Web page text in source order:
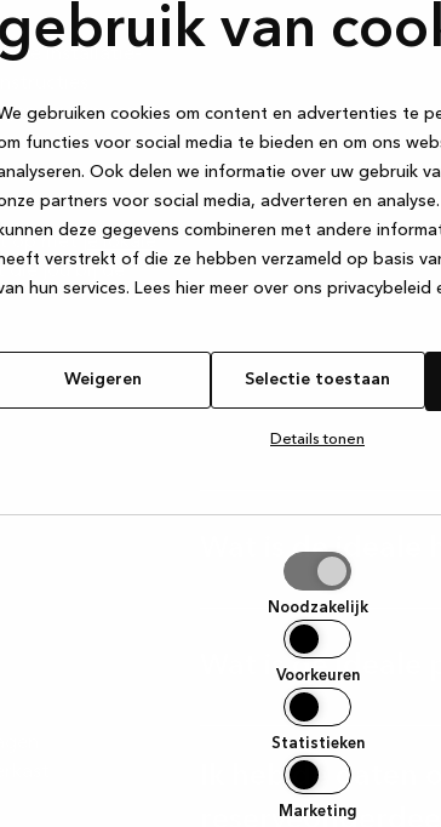
gebruik van
gebruiken cookies om content en advertenties te
functies voor social media te bieden en om ons
Ook delen we informatie over uw gebruik
partners voor social media, adverteren en
kunnen deze gegevens combineren met andere
heeft verstrekt of die ze hebben verzameld op basis
hun services. Lees hier meer over ons privacybeleid
Weigeren Selectie toestaan
Details tonen
Noodzakelijk
Voorkeuren
Statistieken
Marketing
de installatie-
vinden aan de
op met
je lokale
jou bij de
Wat is de
Wat is de
Ik heb de gaten